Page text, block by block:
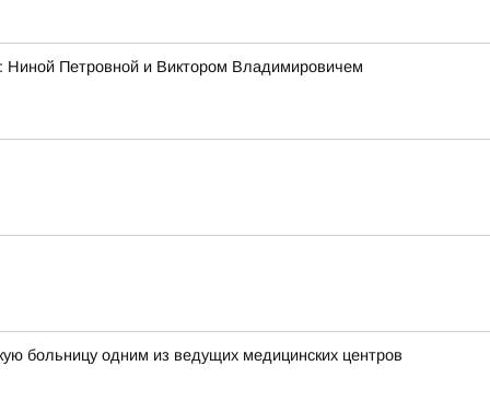
Ниной Петровной и Виктором Владимировичем
больницу одним из ведущих медицинских центров